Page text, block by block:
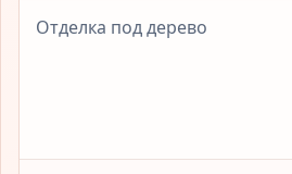
Отделка под дерево